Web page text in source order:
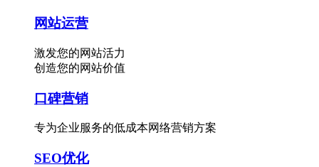
网站运营
激发您的网站活力
创造您的网站价值
口碑营销
专为企业服务的低成本网络营销方案
SEO优化